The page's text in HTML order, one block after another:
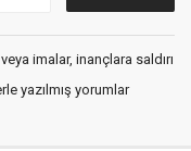
imalar, inançlara saldırı
yazılmış yorumlar